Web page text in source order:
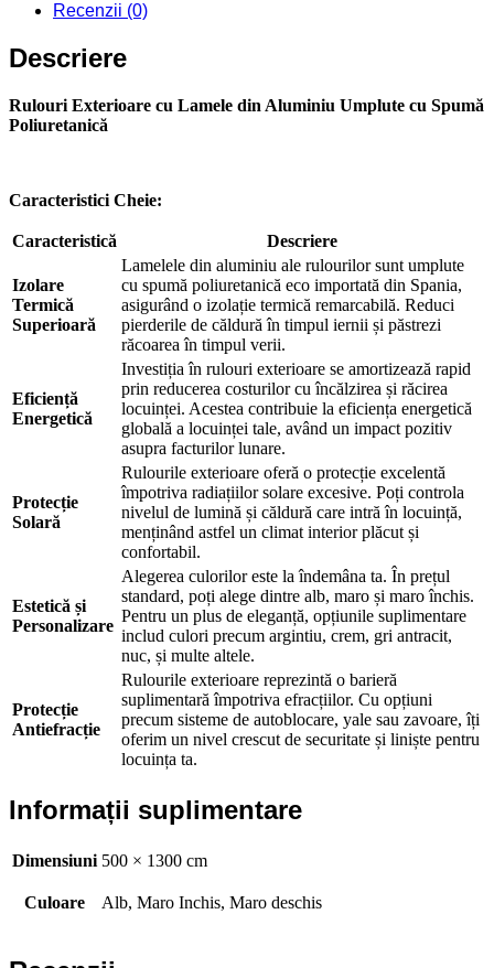
Recenzii (0)
Descriere
Rulouri Exterioare cu Lamele din Aluminiu Umplute cu Spumă
Poliuretanică
Caracteristici Cheie:
Caracteristică Descriere
Izolare
Termică
Superioară
Lamelele din aluminiu ale rulourilor sunt umplute
cu spumă poliuretanică eco importată din Spania,
asigurând o izolație termică remarcabilă. Reduci
pierderile de căldură în timpul iernii și păstrezi
răcoarea în timpul verii.
Eficiență
Energetică
Investiția în rulouri exterioare se amortizează rapid
prin reducerea costurilor cu încălzirea și răcirea
locuinței. Acestea contribuie la eficiența energetică
globală a locuinței tale, având un impact pozitiv
asupra facturilor lunare.
Protecție
Solară
Rulourile exterioare oferă o protecție excelentă
împotriva radiațiilor solare excesive. Poți controla
nivelul de lumină și căldură care intră în locuință,
menținând astfel un climat interior plăcut și
confortabil.
Estetică și
Personalizare
Alegerea culorilor este la îndemâna ta. În prețul
standard, poți alege dintre alb, maro și maro închis.
Pentru un plus de eleganță, opțiunile suplimentare
includ culori precum argintiu, crem, gri antracit,
nuc, și multe altele.
Protecție
Antiefracție
Rulourile exterioare reprezintă o barieră
suplimentară împotriva efracțiilor. Cu opțiuni
precum sisteme de autoblocare, yale sau zavoare, îți
oferim un nivel crescut de securitate și liniște pentru
locuința ta.
Informații suplimentare
Dimensiuni 500 × 1300 cm
Culoare Alb, Maro Inchis, Maro deschis
Contactează-ne rapid
Ne poți trimite un mesaj, sau poți lăsa numărul tău de telefon
Închide